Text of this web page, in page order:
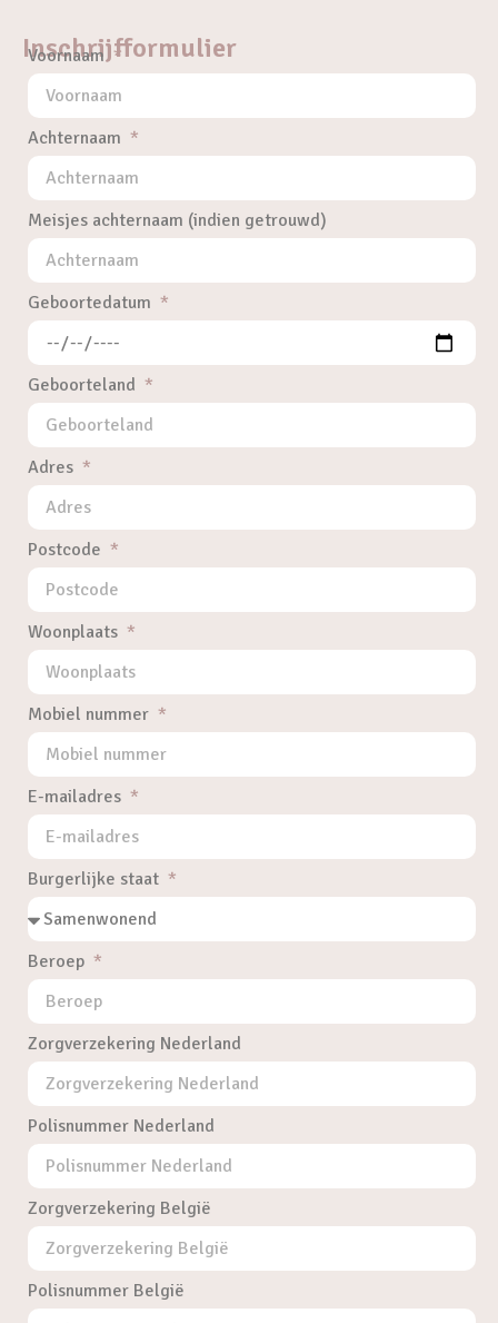
Inschrijfformulier
Voornaam
Achternaam
Meisjes achternaam (indien getrouwd)
Geboortedatum
Geboorteland
Adres
Postcode
Woonplaats
Mobiel nummer
E-mailadres
Burgerlijke staat
Beroep
Zorgverzekering Nederland
Polisnummer Nederland
Zorgverzekering België
Polisnummer België